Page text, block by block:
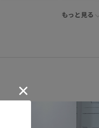
シャツ/ブラウス
RPAWおすすめボトムス
もっと見る